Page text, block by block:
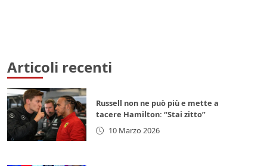
Articoli recenti
Russell non ne può più e mette a
tacere Hamilton: “Stai zitto”
10 Marzo 2026